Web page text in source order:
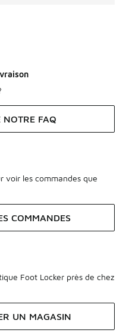
NOTRE FAQ
voir les commandes que
COMMANDES
Foot Locker près de chez
UN MAGASIN